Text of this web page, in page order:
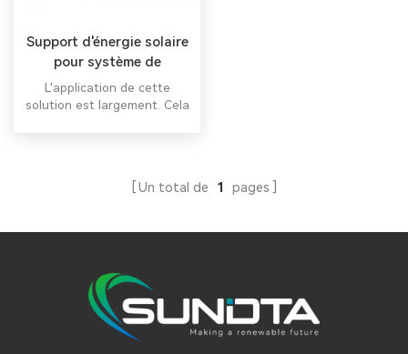
Support d'énergie solaire
pour système de
montage solaire au sol,
10kw, 15kw, 40kw, 100kw,
L'application de cette
solution est largement. Cela
d'économiser
en spirale oblique unique,
qui peut grandement
garantir la stabilité et la
robustesse sous une charge
Un total de 1 pages